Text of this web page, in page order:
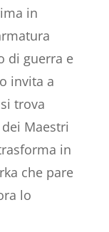
in
di guerra e
invita a
trova
Maestri
in
che pare
lo